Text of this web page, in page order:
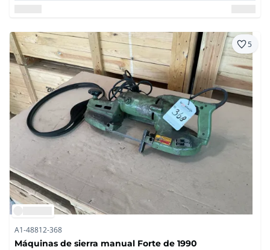
5
A1-48812-368
Máquinas de sierra manual Forte de 1990